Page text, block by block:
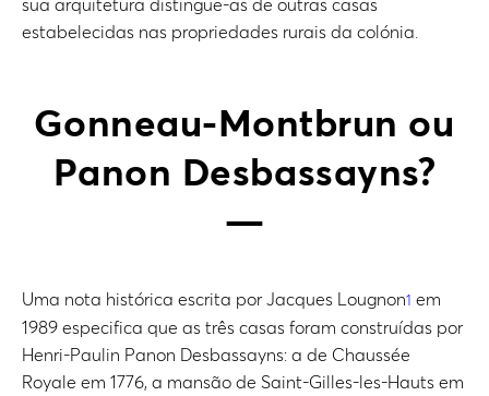
sua arquitetura distingue-as de outras casas
estabelecidas nas propriedades rurais da colónia.
Gonneau-Montbrun ou
Panon Desbassayns?
Uma nota histórica escrita por Jacques Lougnon1 em
1989 especifica que as três casas foram construídas por
Henri-Paulin Panon Desbassayns: a de Chaussée
Royale em 1776, a mansão de Saint-Gilles-les-Hauts em